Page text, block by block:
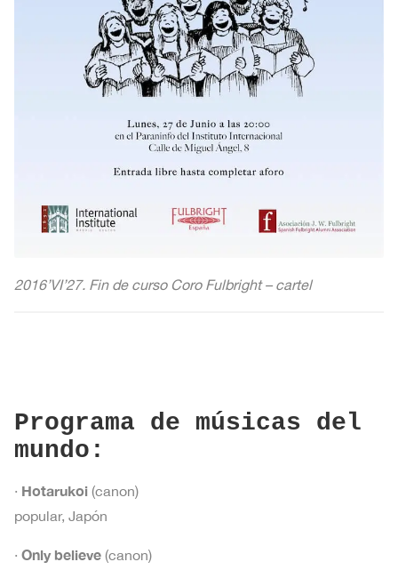
2016’VI’27. Fin de curso Coro Fulbright – cartel
Programa de músicas del
mundo :
· Hotarukoi (canon)
popular, Japón
· Only believe (canon)